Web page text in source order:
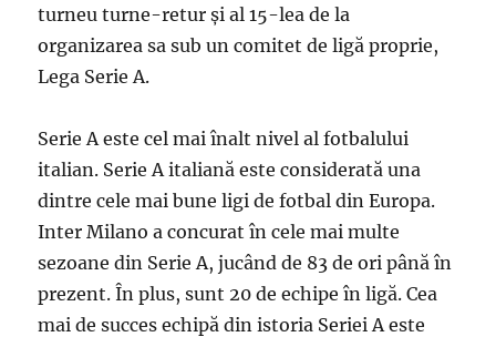
turneu turne-retur și al 15-lea de la
organizarea sa sub un comitet de ligă proprie,
Lega Serie A.
Serie A este cel mai înalt nivel al fotbalului
italian. Serie A italiană este considerată una
dintre cele mai bune ligi de fotbal din Europa.
Inter Milano a concurat în cele mai multe
sezoane din Serie A, jucând de 83 de ori până în
prezent. În plus, sunt 20 de echipe în ligă. Cea
mai de succes echipă din istoria Seriei A este